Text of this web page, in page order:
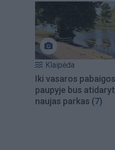
Klaipėda
Iki vasaros pabaigos
paupyje bus
naujas parkas (7)